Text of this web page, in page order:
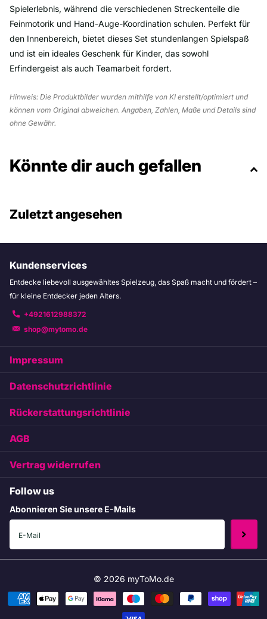
Spielerlebnis, während die verschiedenen Streckenteile die
Feinmotorik und Hand-Auge-Koordination schulen. Perfekt für
den Innenbereich, bietet dieses Set stundenlangen Spielspaß
und ist ein ideales Geschenk für Kinder, das sowohl
Erfindergeist als auch Teamarbeit fordert.
Hinweis: Die Produktbilder wurden mithilfe von KI erstellt/optimiert und
können vom Original abweichen. Angaben, Zahlen, Maße und Details sind
ohne Gewähr.
Könnte dir auch gefallen
Zuletzt angesehen
Kundenservices
Entdecke liebevoll ausgewähltes Spielzeug, das Spaß macht und fördert –
für kleine Entdecker jeden Alters.
+4921612988372
shop@mytomo.de
Impressum
Datenschutzrichtlinie
Rückerstattungsrichtlinie
AGB
Vertrag widerrufen
Follow us
Abonnieren Sie unsere E-Mails
© 2026 myToMo.de